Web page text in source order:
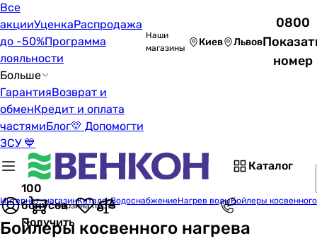
Все
акцииУценкаРаспродажа
до -50%Программа
лояльности
Больше
ГарантияВозврат и
обменКредит и оплата
частямиБлог💛 Допомогти
ЗСУ 💙
Наши
магазины
Киев Львов
0800
номер
Каталог
100
бонусов
Получить
Корзина пуста
Интернет-магазинКаталогВодоснабжениеНагрев водыБойлеры
Бойлеры косвенного нагрева